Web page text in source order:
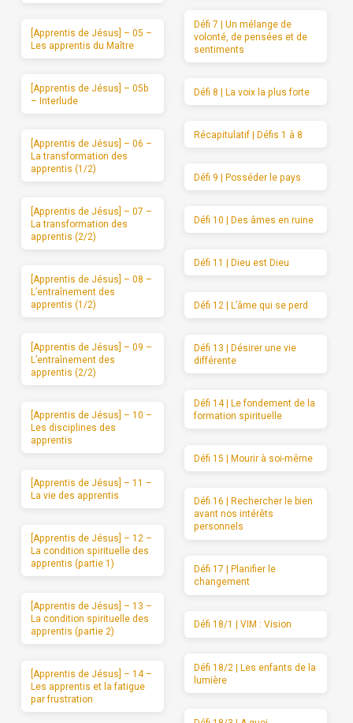
[Apprentis de Jésus] – 05 –
Les apprentis du Maître
[Apprentis de Jésus] – 05b
– Interlude
[Apprentis de Jésus] – 06 –
La transformation des
apprentis (1/2)
[Apprentis de Jésus] – 07 –
La transformation des
apprentis (2/2)
[Apprentis de Jésus] – 08 –
L’entraînement des
apprentis (1/2)
[Apprentis de Jésus] – 09 –
L’entraînement des
apprentis (2/2)
[Apprentis de Jésus] – 10 –
Les disciplines des
apprentis
[Apprentis de Jésus] – 11 –
La vie des apprentis
[Apprentis de Jésus] – 12 –
La condition spirituelle des
apprentis (partie 1)
[Apprentis de Jésus] – 13 –
La condition spirituelle des
apprentis (partie 2)
[Apprentis de Jésus] – 14 –
Les apprentis et la fatigue
par frustration
Défi 7 | Un mélange de
volonté, de pensées et de
sentiments
Défi 8 | La voix la plus forte
Récapitulatif | Défis 1 à 8
Défi 9 | Posséder le pays
Défi 10 | Des âmes en ruine
Défi 11 | Dieu est Dieu
Défi 12 | L’âme qui se perd
Défi 13 | Désirer une vie
différente
Défi 14 | Le fondement de la
formation spirituelle
Défi 15 | Mourir à soi-même
Défi 16 | Rechercher le bien
avant nos intérêts
personnels
Défi 17 | Planifier le
changement
Défi 18/1 | VIM : Vision
Défi 18/2 | Les enfants de la
lumière